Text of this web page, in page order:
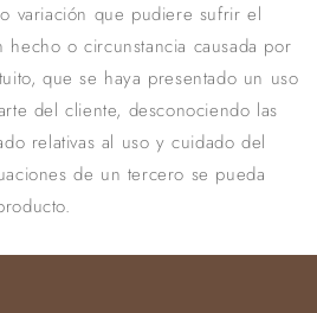
variación que pudiere sufrir el
o circunstancia causada por
que se haya presentado un uso
del cliente, desconociendo las
relativas al uso y cuidado del
de un tercero se pueda